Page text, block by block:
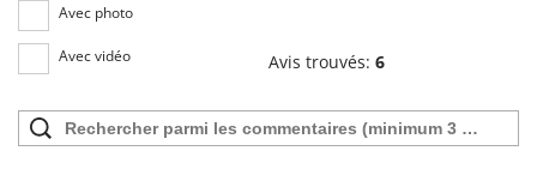
Avec photo
Avec vidéo Avis trouvés: 6